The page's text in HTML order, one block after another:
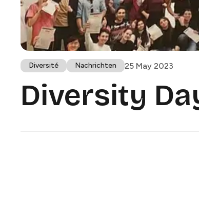
Diversité​​​​‌ ‍ ​‍​‍‌‍ ‌ ​‍‌‍‍‌‌‍‌ ‌‍‍‌‌‍ ‍​‍​‍​ ‍‍​‍​‍‌ ​ ‌‍​‌‌‍ ‍‌‍‍‌‌ ‌​‌ ‍‌​‍ ‍‌‍‍‌‌‍ ​‍​‍​‍ ​​‍​‍‌‍‍​‌ ​‍‌‍‌‌‌‍‌‍​‍​‍​ ‍‍​‍​‍​‍ ‌ ​ ‌ ‌​‌ ‌‌‌‍‌​‌‍‍‌‌‍ ​‍ ‌‍‍‌‌‍ ‍‌ ‌​‌‍‌‌‌‍ ‍‌ ‌​​‍ ‌‍‌‌‌‍‌​‌‍‍‌‌ ‌​​‍ ‌‍ ‌‌‍ ‌‍‌​‌‍‌‌​ ‌‌ ​​‌ ​‍‌‍‌‌‌ ​ ‌‍‌‌‌‍ ‍‌ ‌​‌‍​‌‌ ‌​‌‍‍‌‌‍ ‌‍ ‍​ ‍ ‌‍‍‌‌‍‌​​ ‌​ ‍‌​ ‌‍‌‍‌​​ ​ ​ ​ ​ ​ ‌‍‌‌​ ‌ ​‍ ‌‌‍​ ​ ‍‌​ ‌‍‌‍‌​​‍ ‌​ ‌​‌‍​‍‌‍​ ​ ​‍​‍ ‌‌‍​‍​ ‌‍​ ‌ ​ ​ ​‍ ‌‌‍​ ​ ‍​​ ‍‌​ ​ ‌‍‌​‌‍​ ‌‍​‍‌‍‌​​ ‍‌‌‍​‍‌‍​ ‌‍‌‍​ ‍ ‌ ‌​‌ ‍‌‌ ​​‌‍‌‌​ ‌‌‍ ‍‌‍‌‌‌ ‌ ‌ ​ ‌​​ ‌‍​‌‌ ‌​‌‍‌‌‌‍‌ ‌‍ ‌ ​‍‌ ‍‌​ ‍ ‌ ​​‌‍​‌‌ ‌​‌‍‍​​ ‌‌‍ ‍‌‍​‌‌‍ ‌‌‍‌‌​ ‌‍​‍‌‍​‌‌ ​ ‌‍‌‌‌‌‌‌‌ ​‍‌‍ ​​ ‌​‍‌‌​ ​‍‌​‌‍‌ ​ ‌ ‌​‌ ‌‌‌‍‌​‌‍‍‌‌‍ ​‍‌‍‌‍‍‌‌‍‌​​ ‌​ ‍‌​ ‌‍‌‍‌​​ ​ ​ ​ ​ ​ ‌‍‌‌​ ‌ ​‍ ‌‌‍​ ​ ‍‌​ ‌‍‌‍‌​​‍ ‌​ ‌​‌‍​‍‌‍​ ​ ​‍​‍ ‌‌‍​‍​ ‌‍​ ‌ ​ ​ ​‍ ‌‌‍​ ​ ‍​​ ‍‌​ ​ ‌‍‌​‌‍​ ‌‍​‍‌‍‌​​ ‍‌‌‍​‍‌‍​ ‌‍‌‍​‍‌‍‌ ‌​‌ ‍‌‌ ​​‌‍‌‌​ ‌‌‍ ‍‌‍‌‌‌ ‌ ‌ ​ ‌​​ ‌‍​‌‌ ‌​‌‍‌‌‌‍‌ ‌‍ ‌ ​‍‌ ‍‌​‍‌‍‌ ​​‌‍​‌‌ ‌​‌‍‍​​ ‌‌‍ ‍‌‍​‌‌‍ ‌‌‍‌‌​‍‌‍‌ ​​‌‍‌‌‌ ​‍‌ ​ ‌ ​​‌‍‌‌‌‍​ ‌ ‌​‌‍‍‌‌ ‌‍‌‍‌‌​ ‌‌ ​​‌ ‌‌‌‍​‍‌‍ ​‌‍‍‌‌ ​ ‌‍‍​‌‍‌‌‌‍‌​​‍​‍‌ ‌ Nachrichten​​​​‌ ‍ ​‍​‍‌‍ ‌ ​‍‌‍‍‌‌‍‌ ‌‍‍‌‌‍ ‍​‍​‍​ ‍‍​‍​‍‌ ​ ‌‍​‌‌‍ ‍‌‍‍‌‌ ‌​‌ ‍‌​‍ ‍‌‍‍‌‌‍ ​‍​‍​‍ ​​‍​‍‌‍‍​‌ ​‍‌‍‌‌‌‍‌‍​‍​‍​ ‍‍​‍​‍​‍ ‌ ​ ‌ ‌​‌ ‌‌‌‍‌​‌‍‍‌‌‍ ​‍ ‌‍‍‌‌‍ ‍‌ ‌​‌‍‌‌‌‍ ‍‌ ‌​​‍ ‌‍‌‌‌‍‌​‌‍‍‌‌ ‌​​‍ ‌‍ ‌‌‍ ‌‍‌​‌‍‌‌​ ‌‌ ​​‌ ​‍‌‍‌‌‌ ​ ‌‍‌‌‌‍ ‍‌ ‌​‌‍​‌‌ ‌​‌‍‍‌‌‍ ‌‍ ‍​ ‍ ‌‍‍‌‌‍‌​​ ‌​ ​​‌‍‌‌​ ‌​​ ‌ ​ ​ ​ ​‌‌‍​‌‌‍​ ​‍ ‌​ ‍​​ ​‍​ ‌ ​ ‌‌​‍ ‌​ ‌​​ ‌‌‌‍​‍​ ‌ ​‍ ‌​ ‍​​ ‍​​ ‌‍​ ‌‍​‍ ‌​ ​‍​ ​‌‌‍​‍​ ‍​‌‍‌​​ ​​​ ​‌​ ​​​ ‌​​ ‌‌​ ‌‌‌‍‌​​ ‍ ‌ ‌​‌ ‍‌‌ ​​‌‍‌‌​ ‌‌‍ ‍‌‍‌‌‌ ‌ ‌ ​ ‌​​ ‌‍​‌‌ ‌​‌‍‌‌‌‍‌ ‌‍ ‌ ​‍‌ ‍‌​ ‍ ‌ ​​‌‍​‌‌ ‌​‌‍‍​​ ‌‌‍ ‍‌‍​‌‌‍ ‌‌‍‌‌​ ‌‍​‍‌‍​‌‌ ​ ‌‍‌‌‌‌‌‌‌ ​‍‌‍ ​​ ‌​‍‌‌​ ​‍‌​‌‍‌ ​ ‌ ‌​‌ ‌‌‌‍‌​‌‍‍‌‌‍ ​‍‌‍‌‍‍‌‌‍‌​​ ‌​ ​​‌‍‌‌​ ‌​​ ‌ ​ ​ ​ ​‌‌‍​‌‌‍​ ​‍ ‌​ ‍​​ ​‍​ ‌ ​ ‌‌​‍ ‌​ ‌​​ ‌‌‌‍​‍​ ‌ ​‍ ‌​ ‍​​ ‍​​ ‌‍​ ‌‍​‍ ‌​ ​‍​ ​‌‌‍​‍​ ‍​‌‍‌​​ ​​​ ​‌​ ​​​ ‌​​ ‌‌​ ‌‌‌‍‌​​‍‌‍‌ ‌​‌ ‍‌‌ ​​‌‍‌‌​ ‌‌‍ ‍‌‍‌‌‌ ‌ ‌ ​ ‌​​ ‌‍​‌‌ ‌​‌‍‌‌‌‍‌ ‌‍ ‌ ​‍‌ ‍‌​‍‌‍‌ ​​‌‍​‌‌ ‌​‌‍‍​​ ‌‌‍ ‍‌‍​‌‌‍ ‌‌‍‌‌​‍‌‍‌ ​​‌‍‌‌‌ ​‍‌ ​ ‌ ​​‌‍‌‌‌‍​ ‌ ‌​‌‍‍‌‌ ‌‍‌‍‌‌​ ‌‌ ​​‌ ‌‌‌‍​‍‌‍ ​‌‍‍‌‌ ​ ‌‍‍​‌‍‌‌‌‍‌​​‍​‍‌ ‌ 25 May 2023
Diversity Day in Luxembourg​​​​‌